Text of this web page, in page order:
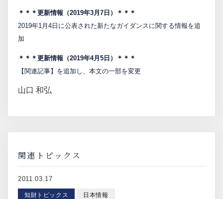
＊＊＊更新情報（2019年3月7日）＊＊＊
2019年1月4日に公表された新たなガイダンスに関する情報を追
加
＊＊＊更新情報（2019年4月5日 ）＊＊＊
【関連記事】を追加し、本文の一部を変更
山口 和弘
関連トピックス
2011.03.17
知財トピックス 日本情報